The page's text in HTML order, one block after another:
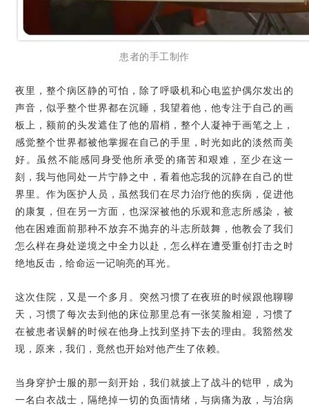
患者的手工制作
夜里，整个病区静的可怕，除了呼吸机和心电监护偶尔发出的
声音，似乎整个世界都在沉睡，我望着他，他专注于自己的画
板上，额前的头发遮住了他的眉梢，整个人凝神于画笔之上，
感觉整个世界都被他掌握在自己的手里，时光如此的淡然而美
好。虽然不能感同身受他所承受的痛苦和艰难，至少在这一
刻，我与他同处一片宁静之中，看着他忘我的沉静在自己的世
界里。作为医护人员，虽然我们在尽力治疗他的疾病，促进他
的康复，但在另一方面，也深深被他的乐观和意志所感染，被
他在困难面前那种不放弃不抛弃的斗志所鼓舞，他教会了我们
怎么样在身处逆境之中全力以赴，怎么样在遭受重创打击之时
绝地反击，给命运一记响亮的耳光。
这次住院，又是一个多月。突然习惯了在夜班的时候跟他聊聊
天，习惯了每次去到他的床位那里总有一张笑脸相迎，习惯了
在被患者误解的时候在他身上找到坚持下去的理由。我豁然发
现，原来，我们，竟然也开始对他产生了依赖。
当身穿护士服的那一刻开始，我们就披上了战斗的铠甲，成为
一名白衣战士，隔绝掉一切的负面情绪，与病痛为敌，与治病